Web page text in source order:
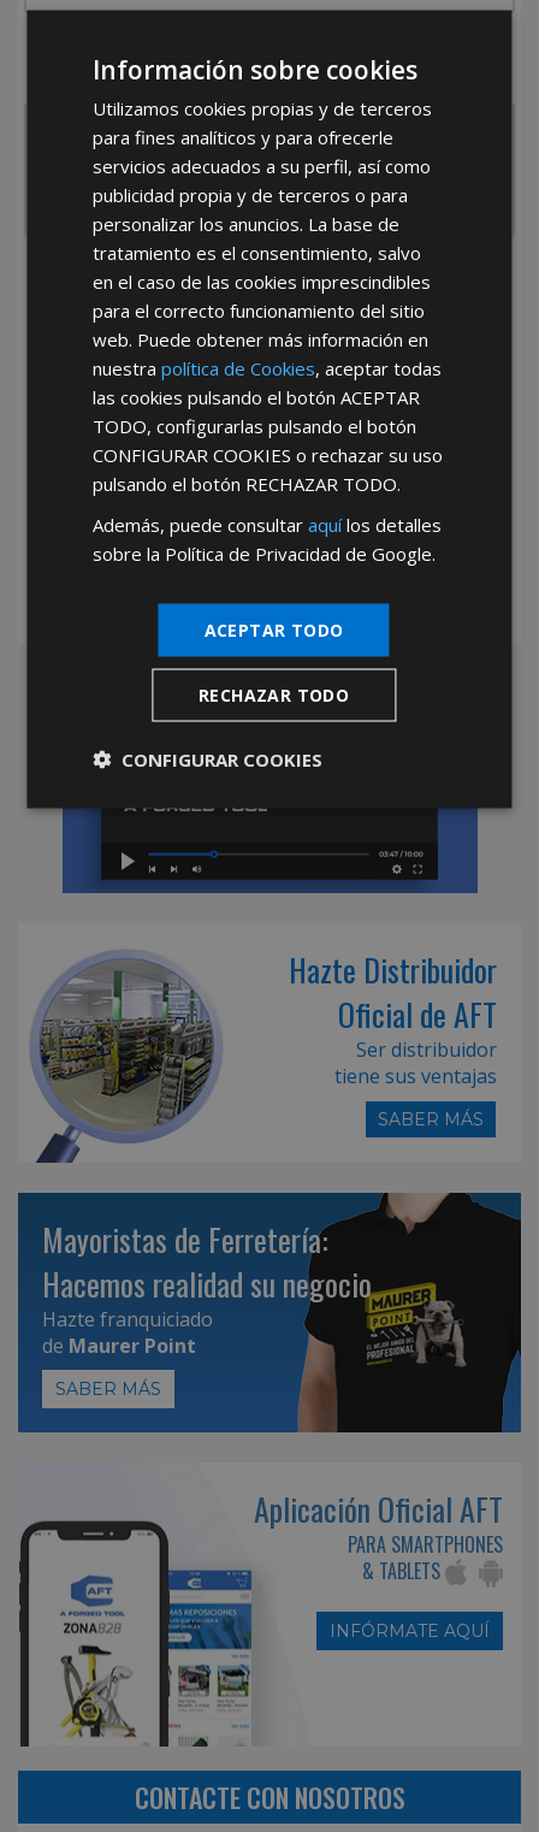
España
Portugal Otros
He leído y acepto laPolítica de Privacidad
*Abstenerse particulares, sólo venta a tiendas y empresas minoristas y
Hazte Distribuidor
Oficial de AFT
Ser distribuidor
tiene sus ventajas
SABER MÁS
Mayoristas de Ferretería:
Hacemos realidad su negocio
Hazte franquiciado
de Maurer Point
SABER MÁS
Aplicación Oficial AFT
PARA SMARTPHONES
& TABLETS
INFÓRMATE AQUÍ
CONTACTE CON NOSOTROS
Información sobre cookies
Utilizamos cookies propias y de terceros
para fines analíticos y para ofrecerle
servicios adecuados a su perfil, así como
publicidad propia y de terceros o para
personalizar los anuncios. La base de
tratamiento es el consentimiento, salvo
en el caso de las cookies imprescindibles
para el correcto funcionamiento del sitio
web. Puede obtener más información en
nuestrapolítica de Cookies, aceptar todas
las cookies pulsando el botónACEPTAR
TODO, configurarlas pulsando el botón
CONFIGURAR COOKIES o rechazar su uso
pulsando el botón RECHAZAR TODO.
Además, puede consultaraquílos detalles
sobre la Política de Privacidad de Google.
ACEPTAR TODO
RECHAZAR TODO
CONFIGURAR COOKIES